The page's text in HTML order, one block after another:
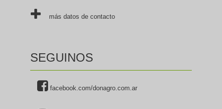
más datos de contacto
SEGUINOS
facebook.com/donagro.com.ar